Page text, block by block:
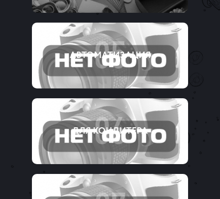
05
АВТОМАТИЗАЦИЯ
06
ДЛЯ КОНДИТЕРА